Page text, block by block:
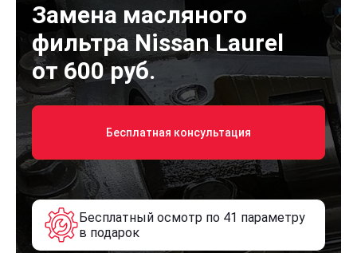
Замена масляного
фильтра Nissan Laurel
от 600 руб.
Бесплатная консультация
Бесплатный осмотр по 41 параметру
в подарок